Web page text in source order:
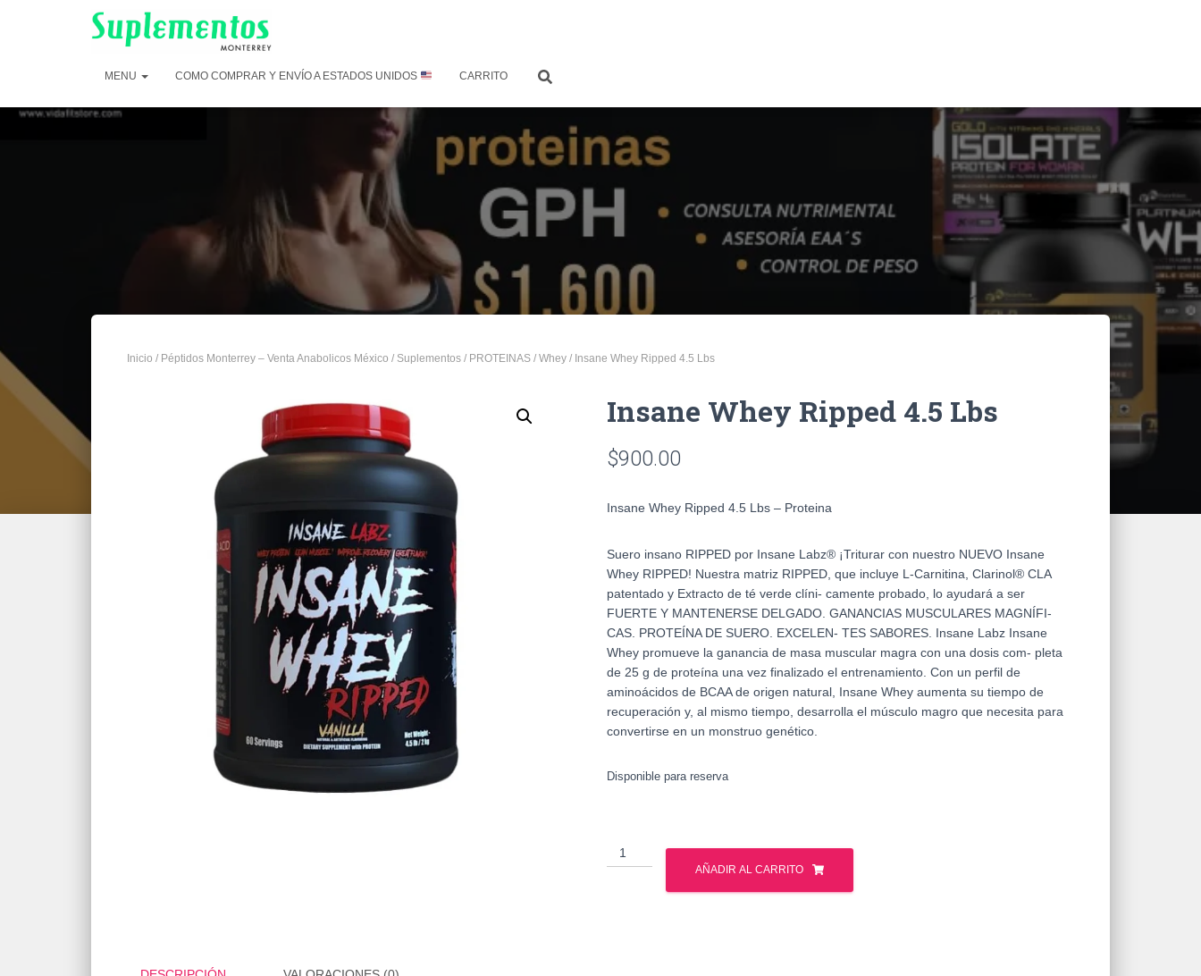
MENU COMO COMPRAR Y ENVÍO A ESTADOS UNIDOS CARRITO
Inicio / Péptidos Monterrey – Venta Anabolicos México / Suplementos / PROTEINAS / Whey / Insane Whey Ripped 4.5 Lbs
Insane Whey Ripped 4.5 Lbs
$900.00
Insane Whey Ripped 4.5 Lbs – Proteina
Suero insano RIPPED por Insane Labz® ¡Triturar con nuestro NUEVO Insane
Whey RIPPED! Nuestra matriz RIPPED, que incluye L-Carnitina, Clarinol® CLA
patentado y Extracto de té verde clíni- camente probado, lo ayudará a ser
FUERTE Y MANTENERSE DELGADO. GANANCIAS MUSCULARES MAGNÍFI-
CAS. PROTEÍNA DE SUERO. EXCELEN- TES SABORES. Insane Labz Insane
Whey promueve la ganancia de masa muscular magra con una dosis com- pleta
de 25 g de proteína una vez finalizado el entrenamiento. Con un perfil de
aminoácidos de BCAA de origen natural, Insane Whey aumenta su tiempo de
recuperación y, al mismo tiempo, desarrolla el músculo magro que necesita para
convertirse en un monstruo genético.
Disponible para reserva
Insane
Whey
AÑADIR AL CARRITO